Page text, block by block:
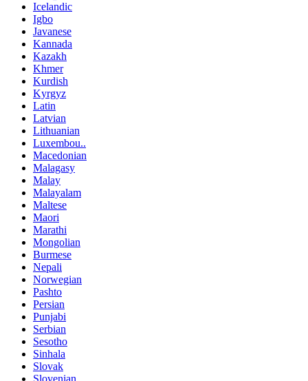
Icelandic
Igbo
Javanese
Kannada
Kazakh
Khmer
Kurdish
Kyrgyz
Latin
Latvian
Lithuanian
Luxembou..
Macedonian
Malagasy
Malay
Malayalam
Maltese
Maori
Marathi
Mongolian
Burmese
Nepali
Norwegian
Pashto
Persian
Punjabi
Serbian
Sesotho
Sinhala
Slovak